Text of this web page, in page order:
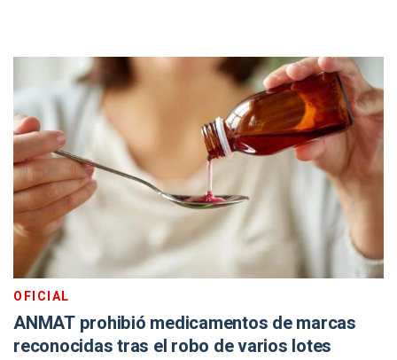
OFICIAL
ANMAT prohibió medicamentos de marcas
reconocidas tras el robo de varios lotes